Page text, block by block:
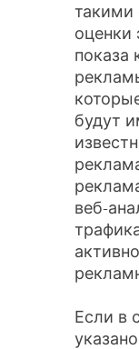
такими
оценки
показа
будут
веб-
Если в